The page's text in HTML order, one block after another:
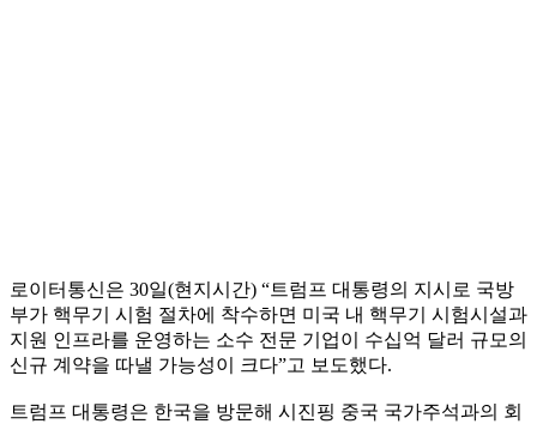
로이터통신은 30일(현지시간) “트럼프 대통령의 지시로 국방
부가 핵무기 시험 절차에 착수하면 미국 내 핵무기 시험시설과
지원 인프라를 운영하는 소수 전문 기업이 수십억 달러 규모의
신규 계약을 따낼 가능성이 크다”고 보도했다.
트럼프 대통령은 한국을 방문해 시진핑 중국 국가주석과의 회